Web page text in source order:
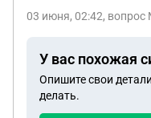
года не работаю
03 июня, 02:42, вопрос
У вас похожая
Опишите свои
делать.